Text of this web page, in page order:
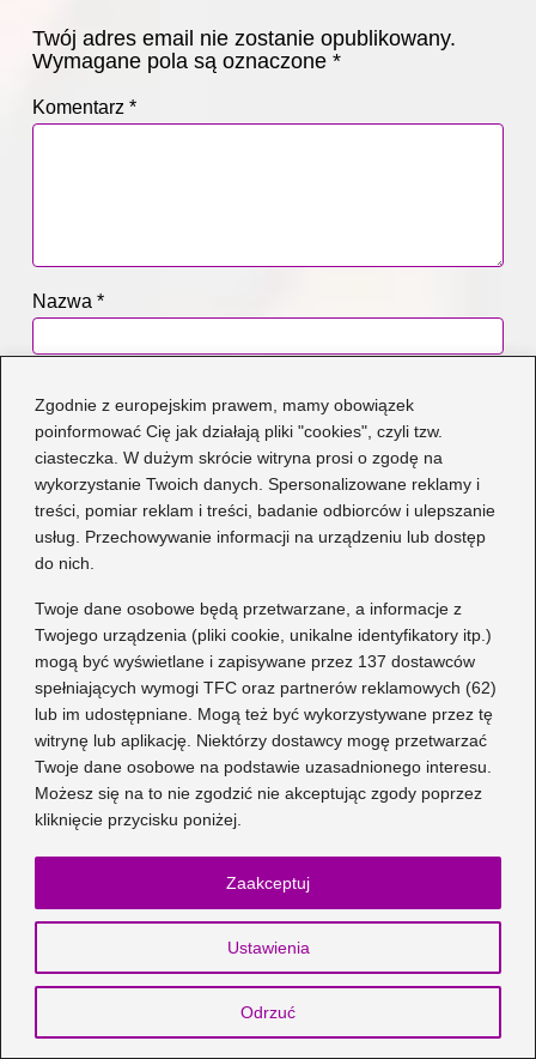
Zgodnie z europejskim prawem, mamy obowiązek
poinformować Cię jak działają pliki "cookies", czyli tzw.
ciasteczka. W dużym skrócie witryna prosi o zgodę na
wykorzystanie Twoich danych. Spersonalizowane reklamy i
treści, pomiar reklam i treści, badanie odbiorców i ulepszanie
usług. Przechowywanie informacji na urządzeniu lub dostęp
do nich.
Twoje dane osobowe będą przetwarzane, a informacje z
Twojego urządzenia (pliki cookie, unikalne identyfikatory itp.)
mogą być wyświetlane i zapisywane przez 137 dostawców
spełniających wymogi TFC oraz partnerów reklamowych (62)
lub im udostępniane. Mogą też być wykorzystywane przez tę
witrynę lub aplikację. Niektórzy dostawcy mogę przetwarzać
Twoje dane osobowe na podstawie uzasadnionego interesu.
Możesz się na to nie zgodzić nie akceptując zgody poprzez
kliknięcie przycisku poniżej.
Ustawienia
Odrzuć
Zaakceptuj
Twój adres email nie zostanie opublikowany.
Wymagane pola są oznaczone *
Komentarz *
Nazwa *
Witryna internetowa
Zapamiętaj moje dane w tej przeglądarce podczas
Przeczytaj również